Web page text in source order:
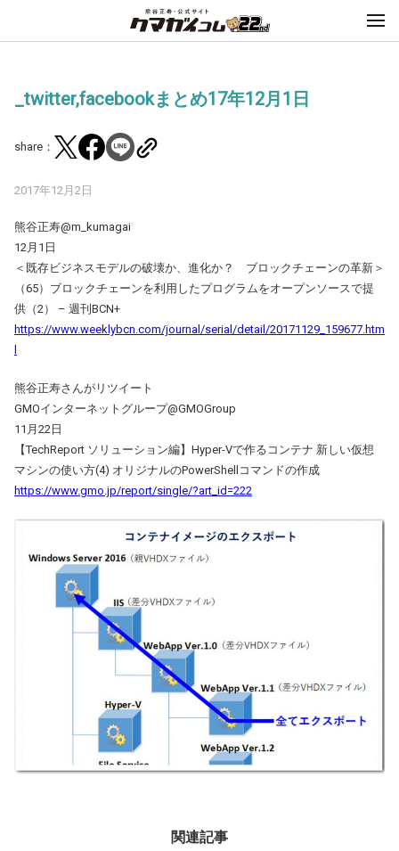
_twitter,facebookまとめ17年12月1日
share：
2017年12月2日
熊谷正寿‏@m_kumagai
12月1日
＜既存ビジネスモデルの破壊か、進化か？ ブロックチェーンの革新＞
（65）ブロックチェーンを利用したプログラムをオープンソースで提
供（2） – 週刊BCN+
https://www.weeklybcn.com/journal/serial/detail/20171129_159677.htm
熊谷正寿さんがリツイート
GMOインターネットグループ‏@GMOGroup
11月22日
【TechReport ソリューション編】Hyper-Vで作るコンテナ 新しい仮想
マシンの使い方(4) オリジナルのPowerShellコマンドの作成
https://www.gmo.jp/report/single/?art_id=222
関連記事